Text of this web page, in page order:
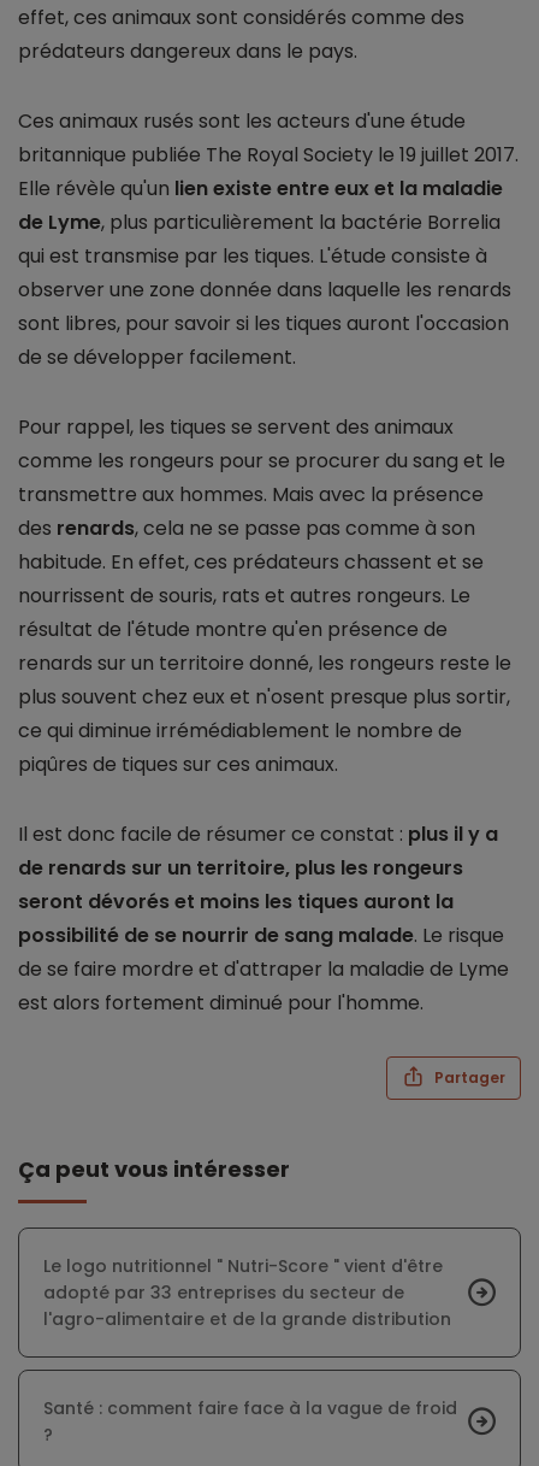
effet, ces animaux sont considérés comme des
prédateurs dangereux dans le pays.
Ces animaux rusés sont les acteurs d'une étude
britannique publiée The Royal Society le 19 juillet 2017.
Elle révèle qu'un lien existe entre eux et la maladie
de Lyme, plus particulièrement la bactérie Borrelia
qui est transmise par les tiques. L'étude consiste à
observer une zone donnée dans laquelle les renards
sont libres, pour savoir si les tiques auront l'occasion
de se développer facilement.
Pour rappel, les tiques se servent des animaux
comme les rongeurs pour se procurer du sang et le
transmettre aux hommes. Mais avec la présence
des renards, cela ne se passe pas comme à son
habitude. En effet, ces prédateurs chassent et se
nourrissent de souris, rats et autres rongeurs. Le
résultat de l'étude montre qu'en présence de
renards sur un territoire donné, les rongeurs reste le
plus souvent chez eux et n'osent presque plus sortir,
ce qui diminue irrémédiablement le nombre de
piqûres de tiques sur ces animaux.
Il est donc facile de résumer ce constat : plus il y a
de renards sur un territoire, plus les rongeurs
seront dévorés et moins les tiques auront la
possibilité de se nourrir de sang malade. Le risque
de se faire mordre et d'attraper la maladie de Lyme
est alors fortement diminué pour l'homme.
Partager
Ça peut vous intéresser
Le logo nutritionnel " Nutri-Score " vient d'être
adopté par 33 entreprises du secteur de
l'agro-alimentaire et de la grande distribution
Santé : comment faire face à la vague de froid
?